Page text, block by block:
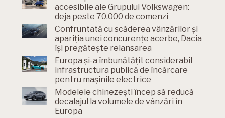
accesibile ale Grupului Volkswagen:
deja peste 70.000 de comenzi
Confruntată cu scăderea vânzărilor și
apariția unei concurențe acerbe, Dacia
își pregătește relansarea
Europa și-a îmbunătățit considerabil
infrastructura publică de încărcare
pentru mașinile electrice
Modelele chinezești încep să reducă
decalajul la volumele de vânzări în
Europa